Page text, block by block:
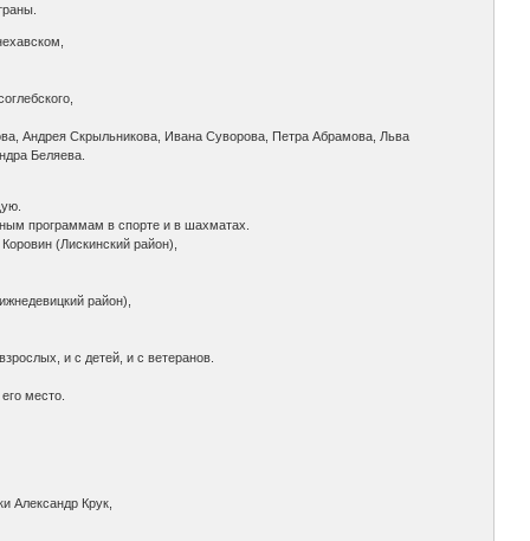
Андрея Скрыльникова, Ивана Суворова, Петра Абрамова, Льва
Беляева.
программам в спорте и в шахматах.
(Лискинский район),
район),
и с детей, и с ветеранов.
место.
Александр Крук,